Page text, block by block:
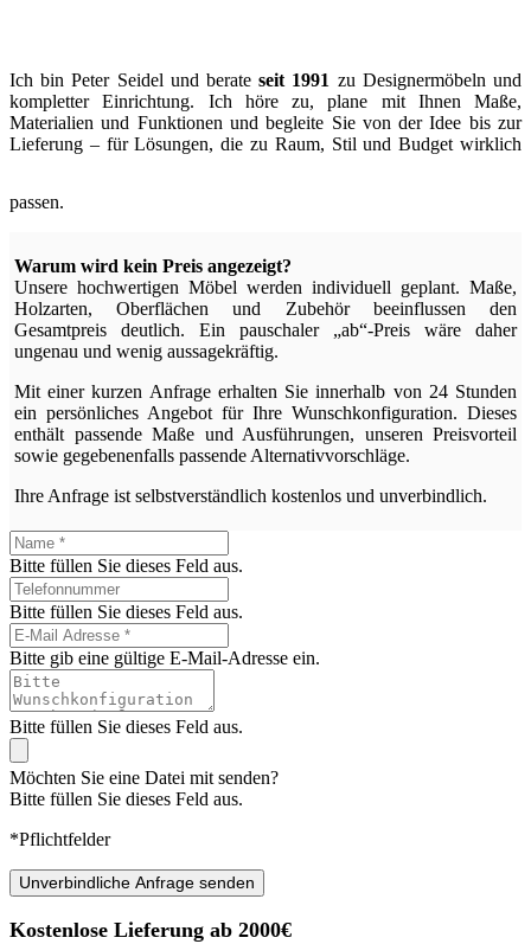
Ich bin Peter Seidel und berateseit 1991 zu Designermöbeln und
kompletter Einrichtung. Ich höre zu, plane mit Ihnen Maße,
Materialien und Funktionen und begleite Sie von der Idee bis zur
Lieferung – für Lösungen, die zu Raum, Stil und Budget wirklich
passen.
Warum wird kein Preis angezeigt?
Unsere hochwertigen Möbel werden individuell geplant. Maße,
Holzarten, Oberflächen und Zubehör beeinflussen den
Gesamtpreis deutlich. Ein pauschaler „ab“-Preis wäre daher
ungenau und wenig aussagekräftig.
Mit einer kurzen Anfrage erhalten Sie innerhalb von 24 Stunden
ein persönliches Angebot für Ihre Wunschkonfiguration. Dieses
enthält passende Maße und Ausführungen, unseren Preisvorteil
sowie gegebenenfalls passende Alternativvorschläge.
Ihre Anfrage ist selbstverständlich kostenlos und unverbindlich.
Bitte füllen Sie dieses Feld aus.
Bitte füllen Sie dieses Feld aus.
Bitte gib eine gültige E-Mail-Adresse ein.
Bitte füllen Sie dieses Feld aus.
Möchten Sie eine Datei mit senden?
Bitte füllen Sie dieses Feld aus.
*Pflichtfelder
Unverbindliche Anfrage senden
Kostenlose Lieferung ab 2000€